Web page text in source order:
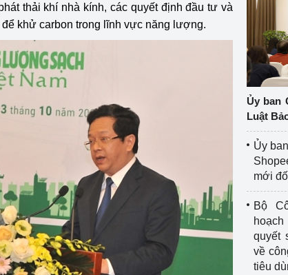
thải khí nhà kính, các quyết định đầu tư và
khử carbon trong lĩnh vực năng lượng.
Ủy ban
Luật
Ủy
mới
Bộ
quyết
về
tiêu